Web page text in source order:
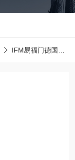
IFM易福门德国